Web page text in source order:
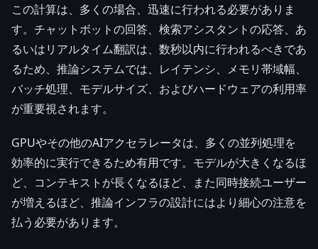
この計算は、多くの場合、迅速に行われる必要がありま
す。チャットボットの回答、検索アシスタントの応答、あ
るいはリアルタイム翻訳は、数秒以内に行われるべきであ
るため、推論システムでは、レイテンシ、メモリ帯域幅、
バッチ処理、モデルサイズ、およびハードウェアの利用率
が重要視されます。
GPUやその他のAIアクセラレータは、多くの並列処理を
効率的に実行できるため有用です。モデルが大きくなるほ
ど、コンテキストが長くなるほど、また同時接続ユーザー
が増えるほど、推論インフラの設計にはより細心の注意を
払う必要があります。